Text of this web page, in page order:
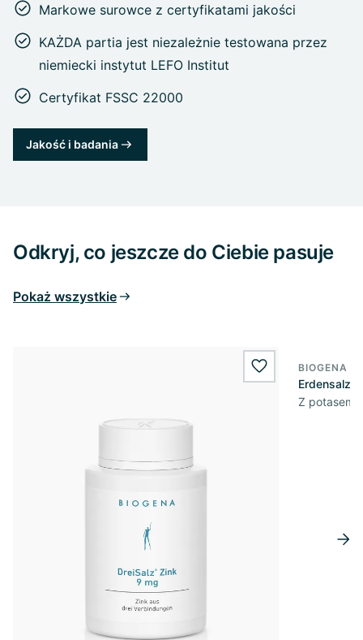
Markowe surowce z certyfikatami jakości
KAŻDA partia jest niezależnie testowana przez
niemiecki instytut LEFO Institut
Certyfikat FSSC 22000
Jakość i badania
Odkryj, co jeszcze do Ciebie pasuje
Pokaż wszystkie
wishlist.add
BIOGENA
Erdensalz®
Z potasem,